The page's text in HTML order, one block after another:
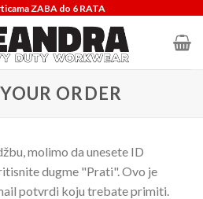
ZABA do 6 RATA
ORDER
molimo da unesete ID
dugme "Prati". Ovo je
potvrdi koju trebate primiti.